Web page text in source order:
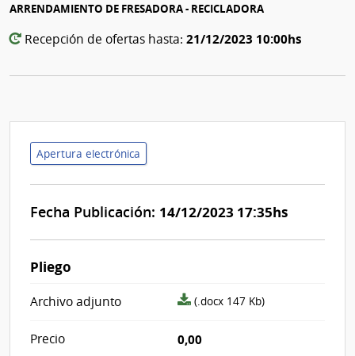
ARRENDAMIENTO DE FRESADORA - RECICLADORA
Recepción de ofertas hasta: 21/12/2023 10:00hs
Apertura electrónica
Fecha Publicación: 14/12/2023 17:35hs
Pliego
Archivo adjunto
archivo
(.docx 147 Kb)
Precio 0,00